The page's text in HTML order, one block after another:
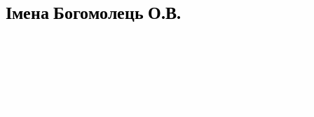
Імена Богомолець О.В.